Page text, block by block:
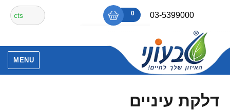
content
03-5399000
₪0
0
אין מוצרים בסל הקניות.
חיפוש
עבור:
MENU
דלקת עיניים